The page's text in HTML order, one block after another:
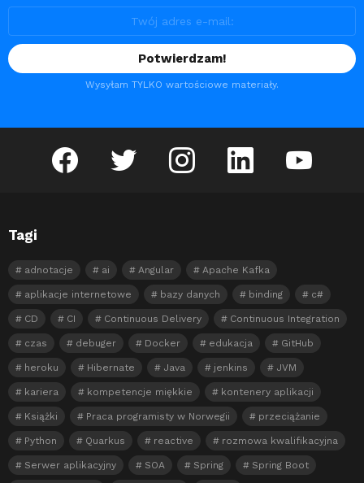
Wysyłam TYLKO wartościowe materiały.
facebook twitter instagram linkedin youtube
Tagi
adnotacje ai Angular Apache Kafka
aplikacje internetowe bazy danych binding c#
CD CI Continuous Delivery Continuous Integration
czas debuger Docker edukacja GitHub
heroku Hibernate Java jenkins JVM
kariera kompetencje miękkie kontenery aplikacji
Książki Praca programisty w Norwegii przeciążanie
Python Quarkus reactive rozmowa kwalifikacyjna
Serwer aplikacyjny SOA Spring Spring Boot